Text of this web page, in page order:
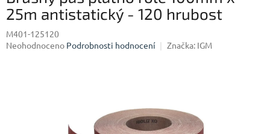
25m antistatický - 120 hrubost
M401-125120
Průměrné
Neohodnoceno Podrobnosti hodnocení Značka: IGM